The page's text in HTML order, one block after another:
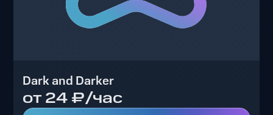
Dark and Darker
от 24 ₽/час